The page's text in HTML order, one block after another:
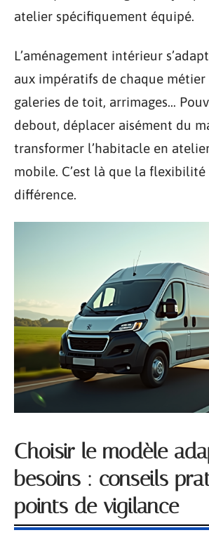
atelier spécifiquement équipé.
L’aménagement intérieur
aux impératifs de chaque métier
galeries de toit, arrimages…
debout, déplacer aisément du
transformer l’habitacle en
mobile. C’est là que la
différence.
Choisir le modèle
besoins : conseils
points de vigilance